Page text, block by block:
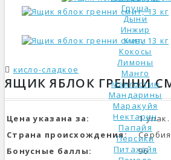
Груша
Дыни
Инжир
Киви
Кокосы
Лимоны
Манго
Мангостин
Мандарины
Маракуйя
Нектарин
Папайя
Персики
Питахайя
кисло-сладкое
ЯЩИК ЯБЛОК ГРЕННИ
Цена указана за:
1 упак.
Страна происхождения:
Сербия
Бонусные баллы:
96